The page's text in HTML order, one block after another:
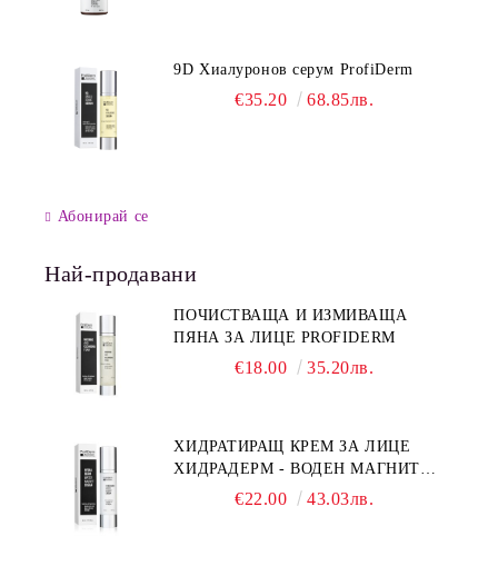
9D Хиалуронов серум ProfiDerm
€35.20 68.85лв.
Абонирай се
Най-продавани
ПОЧИСТВАЩА И ИЗМИВАЩА
ПЯНА ЗА ЛИЦЕ PROFIDERM
€18.00 35.20лв.
ХИДРАТИРАЩ КРЕМ ЗА ЛИЦЕ
ХИДРАДЕРМ - ВОДЕН МАГНИТ
PROFIDERM€22.00 43.03лв.